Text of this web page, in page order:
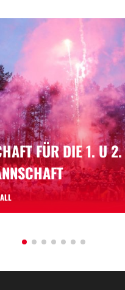
FÜR DIE 1. U 2.